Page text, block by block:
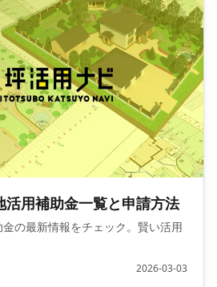
活用補助金一覧と申請方法
の最新情報をチェック。賢い活用
2026-03-03